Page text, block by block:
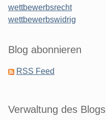
wettbewerbsrecht
wettbewerbswidrig
Blog abonnieren
RSS Feed
Verwaltung des Blogs